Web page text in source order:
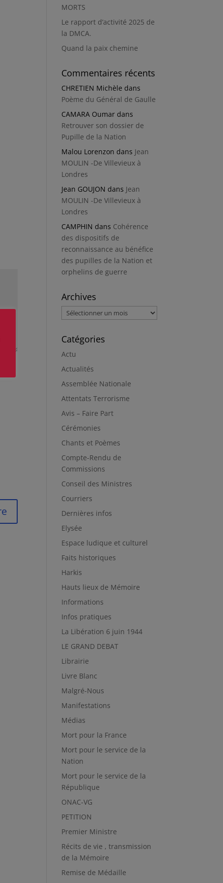
MORTS
Le rapport d’activité 2025 de
la DMCA.
Quand la paix chemine
Commentaires récents
CHRETIEN Michèle dans
Poème du Général de Gaulle
CAMARA Oumar dans
Retrouver son dossier de
Pupille de la Nation
Malou Lorenzon dans Jean
MOULIN -De Villevieux à
Londres
Jean GOUJON dans Jean
MOULIN -De Villevieux à
Londres
CAMPHIN dans Cohérence
des dispositifs de
reconnaissance au bénéfice
des pupilles de la Nation et
orphelins de guerre
Archives
Archives
Catégories
Actu
Actualités
Assemblée Nationale
Attentats Terrorisme
Avis – Faire Part
Cérémonies
Chants et Poèmes
Compte-Rendu de
Commissions
Conseil des Ministres
Courriers
Dernières infos
Elysée
Espace ludique et culturel
Faits historiques
Harkis
Hauts lieux de Mémoire
Informations
Infos pratiques
La Libération 6 juin 1944
LE GRAND DEBAT
Librairie
Livre Blanc
Malgré-Nous
Manifestations
Médias
Mort pour la France
Mort pour le service de la
Nation
Mort pour le service de la
République
ONAC-VG
PETITION
Premier Ministre
Récits de vie , transmission
de la Mémoire
Remise de Médaille